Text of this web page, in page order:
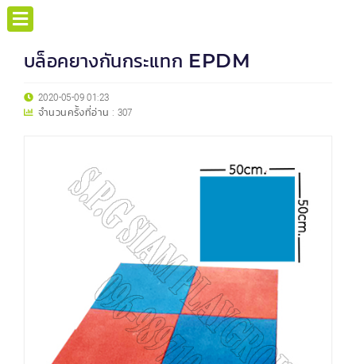
บล็อคยางกันกระแทก EPDM
2020-05-09 01:23
จำนวนครั้งที่อ่าน : 307